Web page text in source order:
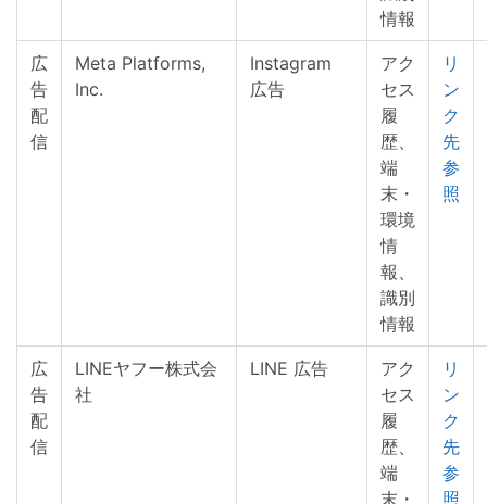
情報
広
告
配
信
Meta Platforms,
Inc.
Instagram
広告
アク
セス
履
歴、
端
末・
環境
情
報、
識別
情報
リ
ン
ク
先
参
照
広
告
配
信
LINEヤフー株式会
社
LINE 広告
アク
セス
履
歴、
端
末・
リ
ン
ク
先
参
照